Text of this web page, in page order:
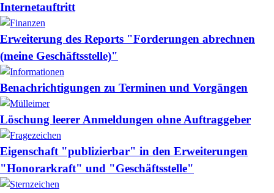
Internetauftritt
Erweiterung des Reports "Forderungen abrechnen
(meine Geschäftsstelle)"
Benachrichtigungen zu Terminen und Vorgängen
Löschung leerer Anmeldungen ohne Auftraggeber
Eigenschaft "publizierbar" in den Erweiterungen
"Honorarkraft" und "Geschäftsstelle"